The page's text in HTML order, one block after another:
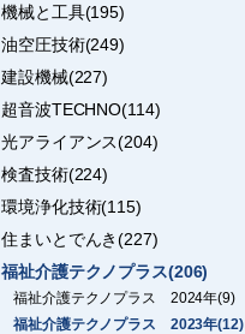
機械と工具(195)
油空圧技術(249)
建設機械(227)
超音波TECHNO(114)
光アライアンス(204)
検査技術(224)
環境浄化技術(115)
住まいとでんき(227)
福祉介護テクノプラス(206)
福祉介護テクノプラス 2024年(9)
福祉介護テクノプラス 2023年(12)